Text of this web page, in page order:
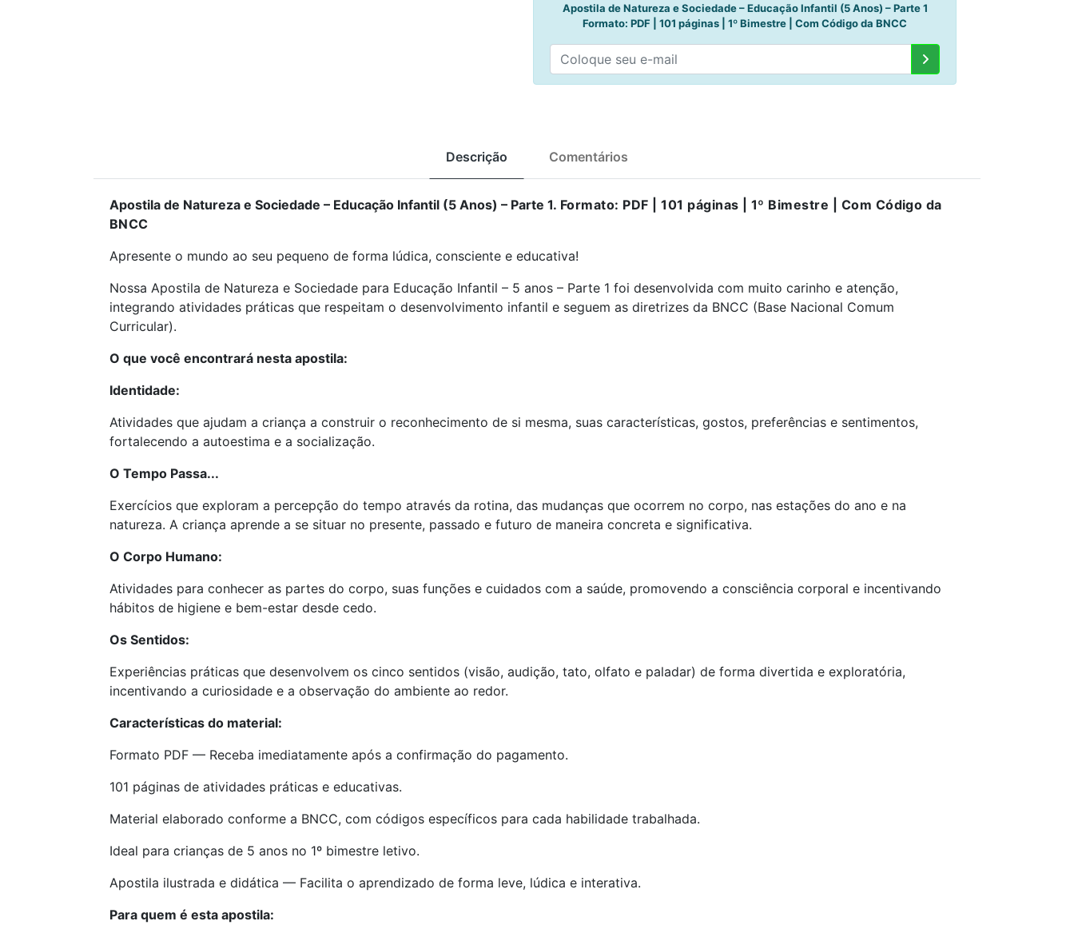
Apostila de Natureza e Sociedade – Educação Infantil (5 Anos) – Parte 1
Formato: PDF | 101 páginas | 1º Bimestre | Com Código da BNCC
Descrição Comentários
Apostila de Natureza e Sociedade – Educação Infantil (5 Anos) – Parte 1. Formato: PDF | 101 páginas | 1º Bimestre | Com Código da
BNCC
Apresente o mundo ao seu pequeno de forma lúdica, consciente e educativa!
Nossa Apostila de Natureza e Sociedade para Educação Infantil – 5 anos – Parte 1 foi desenvolvida com muito carinho e atenção,
integrando atividades práticas que respeitam o desenvolvimento infantil e seguem as diretrizes da BNCC (Base Nacional Comum
Curricular).
O que você encontrará nesta apostila:
Identidade:
Atividades que ajudam a criança a construir o reconhecimento de si mesma, suas características, gostos, preferências e sentimentos,
fortalecendo a autoestima e a socialização.
O Tempo Passa...
Exercícios que exploram a percepção do tempo através da rotina, das mudanças que ocorrem no corpo, nas estações do ano e na
natureza. A criança aprende a se situar no presente, passado e futuro de maneira concreta e significativa.
O Corpo Humano:
Atividades para conhecer as partes do corpo, suas funções e cuidados com a saúde, promovendo a consciência corporal e incentivando
hábitos de higiene e bem-estar desde cedo.
Os Sentidos:
Experiências práticas que desenvolvem os cinco sentidos (visão, audição, tato, olfato e paladar) de forma divertida e exploratória,
incentivando a curiosidade e a observação do ambiente ao redor.
Características do material:
Formato PDF — Receba imediatamente após a confirmação do pagamento.
101 páginas de atividades práticas e educativas.
Material elaborado conforme a BNCC, com códigos específicos para cada habilidade trabalhada.
Ideal para crianças de 5 anos no 1º bimestre letivo.
Apostila ilustrada e didática — Facilita o aprendizado de forma leve, lúdica e interativa.
Para quem é esta apostila: